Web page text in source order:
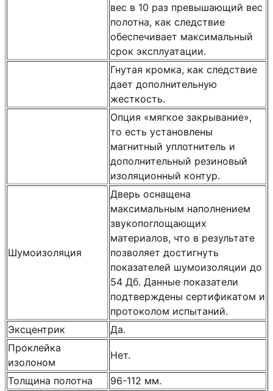
вес в 10 раз превышающий вес
полотна, как следствие
обеспечивает максимальный
срок эксплуатации.
Гнутая кромка, как следствие
дает дополнительную
жесткость.
Опция «мягкое закрывание»,
то есть установлены
магнитный уплотнитель и
дополнительный резиновый
изоляционный контур.
Шумоизоляция
Дверь оснащена
максимальным наполнением
звукопоглощающих
материалов, что в результате
позволяет достигнуть
показателей шумоизоляции до
54 Дб. Данные показатели
подтверждены сертификатом и
протоколом испытаний.
Эксцентрик
Да.
Проклейка
изолоном
Нет.
Толщина полотна
96-112 мм.